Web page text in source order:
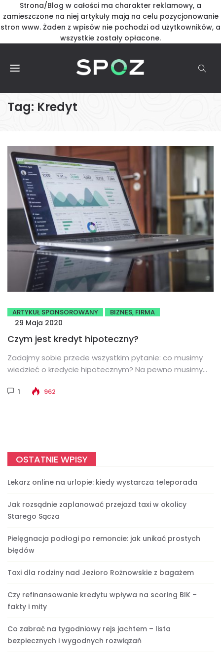
Strona/Blog w całości ma charakter reklamowy, a
zamieszczone na niej artykuły mają na celu pozycjonowanie
stron www. Żaden z wpisów nie pochodzi od użytkowników, a
wszystkie zostały opłacone.
Tag: Kredyt
ARTYKUŁ SPONSOROWANY BIZNES, FIRMA
29 Maja 2020
Czym jest kredyt hipoteczny?
Zadajmy sobie przede wszystkim pytanie: co musimy
wiedzieć o kredycie hipotecznym? Na pewno musimy
1 962
OSTATNIE WPISY
Lekarz online na urlopie: kiedy wystarcza teleporada
Jak rozsądnie zaplanować przejazd taxi w okolicy
Starego Sącza
Pielęgnacja podłogi po remoncie: jak unikać prostych
błędów
Taxi dla rodziny nad Jezioro Rożnowskie z bagażem
Czy refinansowanie kredytu wpływa na scoring BIK –
fakty i mity
Co zabrać na tygodniowy rejs jachtem – lista
bezpiecznych i wygodnych rozwiązań